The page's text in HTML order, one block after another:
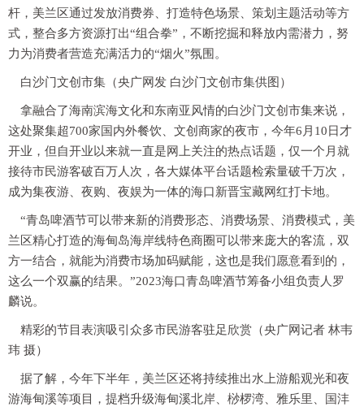
杆，美兰区通过发放消费券、打造特色场景、策划主题活动等方
式，整合多方资源打出“组合拳”，不断挖掘和释放内需潜力，努
力为消费者营造充满活力的“烟火”氛围。
白沙门文创市集（央广网发 白沙门文创市集供图）
拿融合了海南滨海文化和东南亚风情的白沙门文创市集来说，
这处聚集超700家国内外餐饮、文创商家的夜市，今年6月10日才
开业，但自开业以来就一直是网上关注的热点话题，仅一个月就
接待市民游客破百万人次，各大媒体平台话题检索量破千万次，
成为集夜游、夜购、夜娱为一体的海口新晋宝藏网红打卡地。
“青岛啤酒节可以带来新的消费形态、消费场景、消费模式，美
兰区精心打造的海甸岛海岸线特色商圈可以带来庞大的客流，双
方一结合，就能为消费市场加码赋能，这也是我们愿意看到的，
这么一个双赢的结果。”2023海口青岛啤酒节筹备小组负责人罗
麟说。
精彩的节目表演吸引众多市民游客驻足欣赏（央广网记者 林韦
玮 摄）
据了解，今年下半年，美兰区还将持续推出水上游船观光和夜
游海甸溪等项目，提档升级海甸溪北岸、桫椤湾、雅乐里、国沣